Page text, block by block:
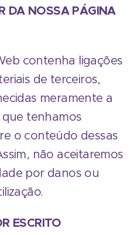
DA NOSSA PÁGINA
contenha ligações
de terceiros,
meramente a
tenhamos
o conteúdo dessas
não aceitaremos
por danos ou
ESCRITO